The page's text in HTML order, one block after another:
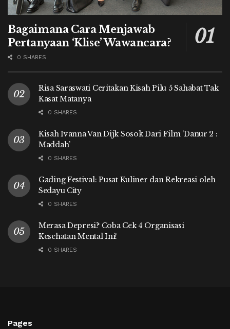
Bagaimana Cara Menjawab
Pertanyaan ‘Klise’ Wawancara?
0 SHARES
Risa Saraswati Ceritakan Kisah Pilu 5 Sahabat Tak
Kasat Matanya
0 SHARES
Kisah Ivanna Van Dijk Sosok Dari Film ‘Danur 2 :
Maddah’
0 SHARES
Gading Festival: Pusat Kuliner dan Rekreasi oleh
Sedayu City
0 SHARES
Merasa Depresi? Coba Cek 4 Organisasi
Kesehatan Mental Ini!
0 SHARES
Pages